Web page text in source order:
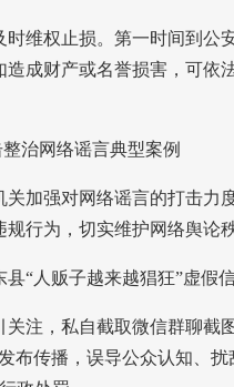
维权止损。 第一时间到公
成财产或名誉损害，可依
治网络谣言典型案例
关加强对网络谣言的打击力
行为，切实维护网络舆论
“人贩子越来越猖狂”虚假
关注，私自截取微信群聊截
布传播，误导公众认知、